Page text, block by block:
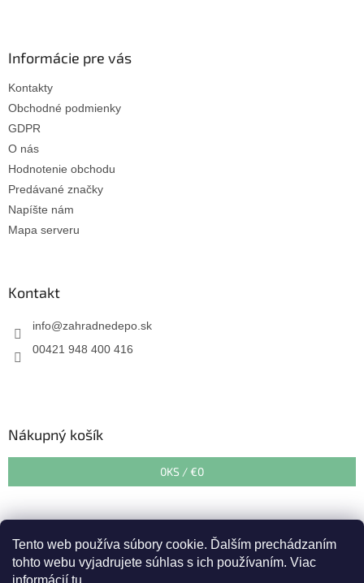
Tento web používa súbory cookie. Ďalším prechádzaním
tohto webu vyjadrujete súhlas s ich používaním. Viac
informácií tu
Informácie pre vás
Kontakty
Obchodné podmienky
GDPR
O nás
Hodnotenie obchodu
Predávané značky
Napíšte nám
Mapa serveru
Kontakt
info@zahradnedepo.sk
00421 948 400 416
Nákupný košík
0KS / €0